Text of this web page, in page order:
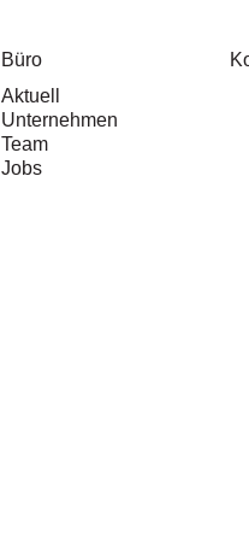
Büro
Aktuell
Unternehmen
Team
Jobs